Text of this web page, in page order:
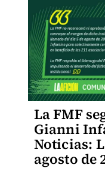
La FMF
Gianni
Noticias:
agosto de